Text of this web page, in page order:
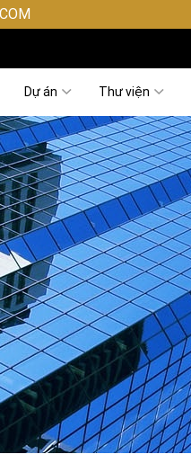
Dự án Thư viện